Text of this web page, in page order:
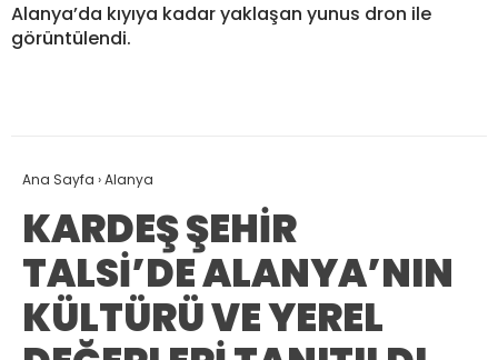
Alanya’da kıyıya kadar yaklaşan yunus dron ile
görüntülendi.
Ana Sayfa ›Alanya
KARDEŞ ŞEHİR
TALSİ’DE ALANYA’NIN
KÜLTÜRÜ VE YEREL